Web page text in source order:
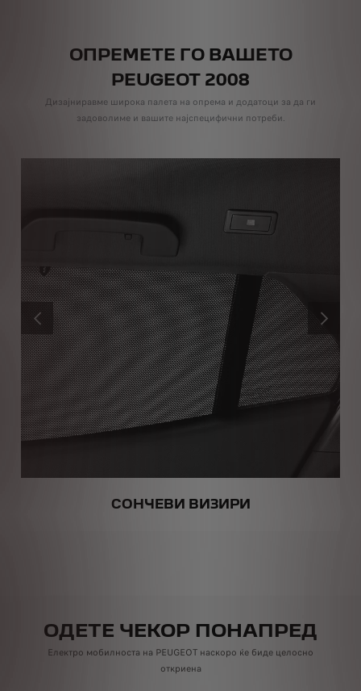
ОПРЕМЕТЕ ГО ВАШЕТО
PEUGEOT 2008
Дизајниравме широка палета на опрема и додатоци за да ги
задоволиме и вашите најспецифични потреби.
PRÉCÉDENT
СОНЧЕВИ ВИЗИРИ
SUIVANT
ОДЕТЕ ЧЕКОР ПОНАПРЕД
Електро мобилноста на PEUGEOT наскоро ќе биде целосно
откриена